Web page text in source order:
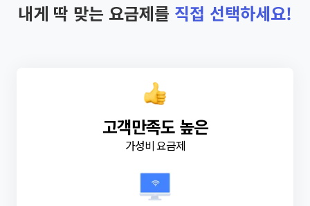
내게 딱 맞는 요금제를 직접 선택하세요!
고객만족도 높은
가성비 요금제